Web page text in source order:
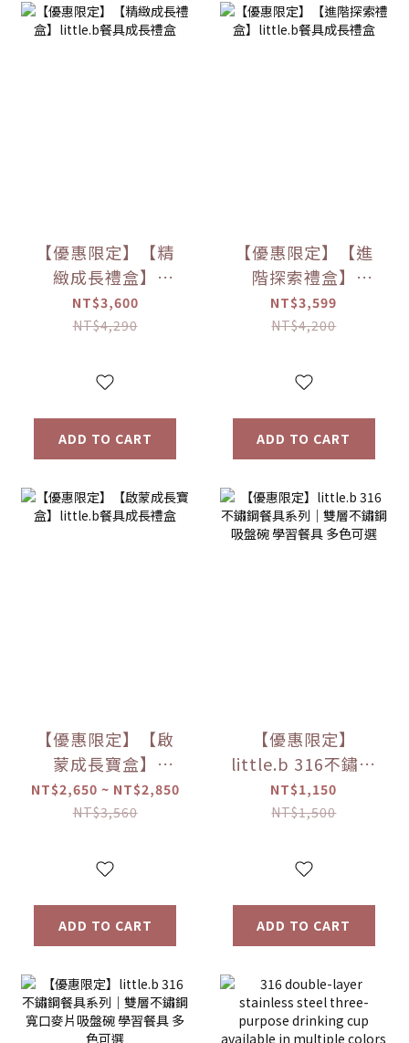
【優惠限定】【精
緻成長禮盒】
little.b餐具成長禮
盒
NT$3,600
NT$4,290
ADD TO CART
【優惠限定】【進
階探索禮盒】
little.b餐具成長禮
盒
NT$3,599
NT$4,200
ADD TO CART
【優惠限定】【啟
蒙成長寶盒】
little.b餐具成長禮
盒
NT$2,650 ~ NT$2,850
NT$3,560
ADD TO CART
【優惠限定】
little.b 316不鏽鋼
餐具系列｜雙層不
鏽鋼吸盤碗 學習餐
NT$1,150
NT$1,500
ADD TO CART